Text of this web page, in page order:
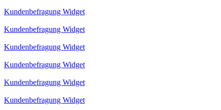
Kundenbefragung Widget
Kundenbefragung Widget
Kundenbefragung Widget
Kundenbefragung Widget
Kundenbefragung Widget
Kundenbefragung Widget